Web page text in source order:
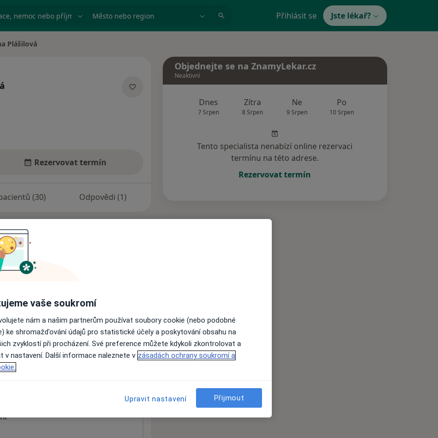
nemoc nebo příjmení Město nebo region Přihlásit se Jste lékař?
Plášilová
Rezervovat termín
(30) Odpovědi (1)
nejsou k dispozici
informace o svých službách.
53002
Objednejte se na ZnamyLekar.cz
Neaktivní
Dnes
7 Srpen
Zítra
8 Srpen
Ne
9 Srpen
Po
10 Srpen
Tento specialista nenabízí online rezervaci
termínu na této adrese.
Rezervovat termín
vaše soukromí
nám a našim partnerům používat soubory cookie (nebo podobné
ke shromažďování údajů pro statistické účely a poskytování obsahu na
zvyklostí při procházení. Své preference můžete kdykoli zkontrolovat a
v nastavení. Další informace naleznete v zásadách ochrany soukromí a
Upravit nastavení Přijmout